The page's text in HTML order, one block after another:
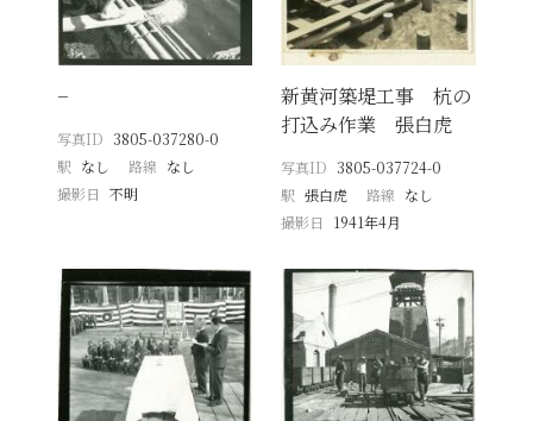
−
写真ID 3805-037280-0
駅 なし 路線 なし
撮影日
不明
新黄河築堤工事 杭の
打込み作業 張白虎
写真ID 3805-037724-0
駅 張白虎 路線 なし
撮影日
1941年4月